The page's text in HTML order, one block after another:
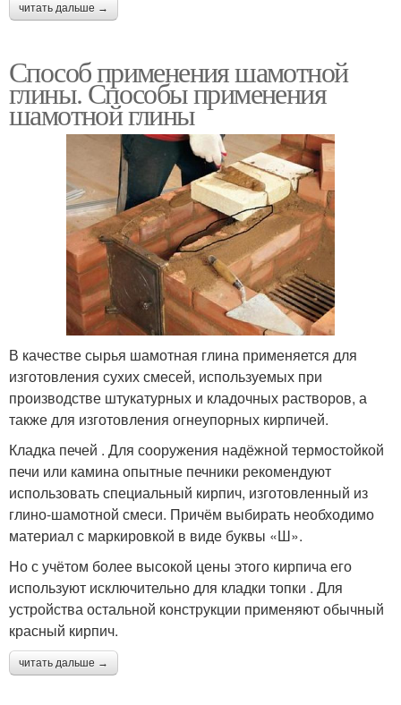
читать дальше →
Способ применения шамотной
глины. Способы применения
шамотной глины
В качестве сырья шамотная глина применяется для
изготовления сухих смесей, используемых при
производстве штукатурных и кладочных растворов, а
также для изготовления огнеупорных кирпичей.
Кладка печей . Для сооружения надёжной термостойкой
печи или камина опытные печники рекомендуют
использовать специальный кирпич, изготовленный из
глино-шамотной смеси. Причём выбирать необходимо
материал с маркировкой в виде буквы «Ш».
Но с учётом более высокой цены этого кирпича его
используют исключительно для кладки топки . Для
устройства остальной конструкции применяют обычный
красный кирпич.
читать дальше →